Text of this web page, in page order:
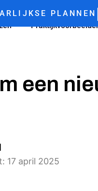
PLANNEN |
een
17 april 2025